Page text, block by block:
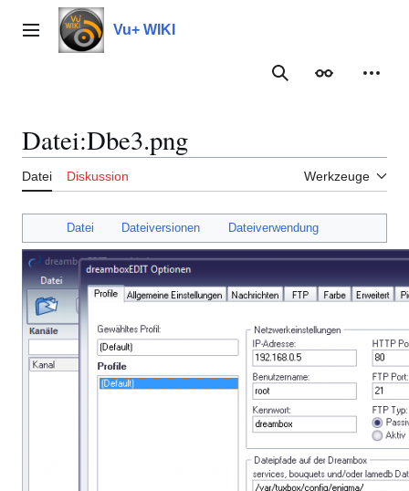
Inhalt
springenHauptmenü Vu+ WIKI
Suche
Datei:Dbe3.png
Datei Diskussion Werkzeuge
Datei Dateiversionen Dateiverwendung